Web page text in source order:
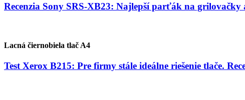
Recenzia Sony SRS-XB23: Najlepší parťák na
Lacná čiernobiela tlač A4
Test Xerox B215: Pre firmy stále ideálne riešenie tlače.